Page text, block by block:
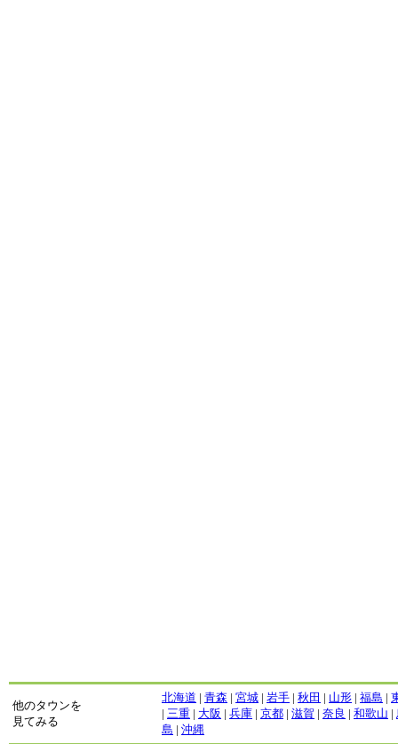
他のタウンを
見てみる
北海道 | 青森 | 宮城 | 岩手 | 秋田 | 山形 | 福島 |
| 三重 | 大阪 | 兵庫 | 京都 | 滋賀 | 奈良 | 和歌山 |
島 | 沖縄